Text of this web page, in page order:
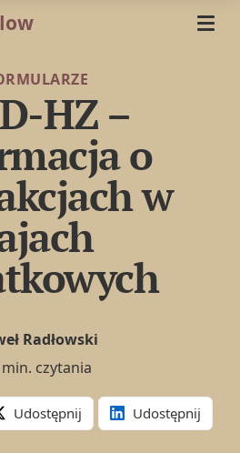
HZ –
o
w
Radłowski
czytania
Udostępnij Udostępnij